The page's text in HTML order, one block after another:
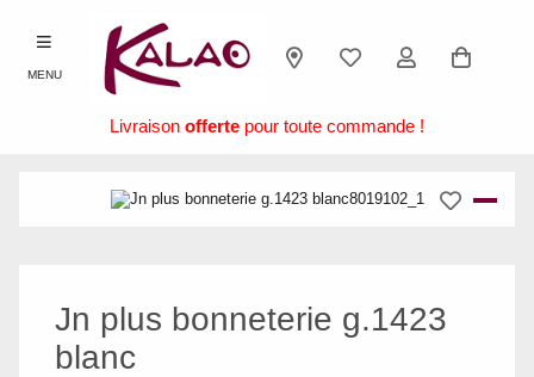
MENU
Livraison offerte pour toute commande !
Jn plus bonneterie g.1423
blanc